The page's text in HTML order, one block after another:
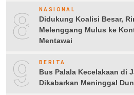
8 NASIONAL
Didukung Koalisi Besar,
Melenggang Mulus ke
Mentawai
9 BERITA
Bus Palala Kecelakaan di
Dikabarkan Meninggal